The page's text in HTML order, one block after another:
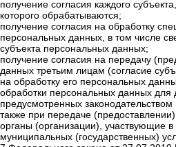
получение согласия каждого
которого обрабатываются;
получение согласия на обработку
персональных данных, в том числе
субъекта персональных данных;
получение согласия на передачу
данных третьим лицам (согласие
на обработку его персональных
обработки персональных данных для
предусмотренных
также при передаче
органы (организации), участвующие в
муниципальных (государственных)